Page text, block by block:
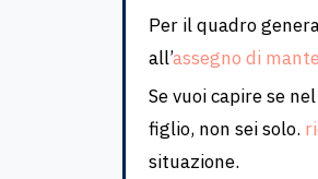
Per il quadro
all’assegno di
Se vuoi capire se
figlio, non sei solo.
situazione.